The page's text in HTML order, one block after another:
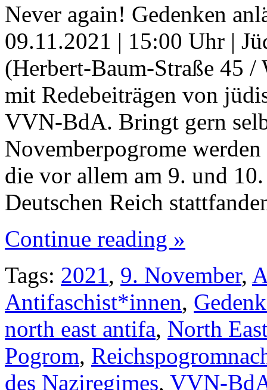
Never again! Gedenken
09.11.2021 | 15:00 Uhr |
(Herbert-Baum-Straße 45 /
mit Redebeiträgen von
VVN-BdA. Bringt gern
Novemberpogrome
die vor allem am 9. und
Deutschen Reich
Continue reading »
Tags: 2021, 9. November,
Antifaschist*innen,
north east antifa, North
Pogrom,
des Naziregimes, VVN-